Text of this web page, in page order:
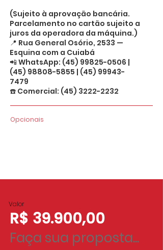
(Sujeito à aprovação bancária.
Parcelamento no cartão sujeito a
juros da operadora da máquina.)
📍 Rua General Osório, 2533 —
Esquina com a Cuiabá
📲 WhatsApp: (45) 99825-0506 |
(45) 98808-5855 | (45) 99943-
7479
☎️ Comercial: (45) 3222-2232
Opcionais
Valor
R$ 39.900,00
Faça sua proposta...